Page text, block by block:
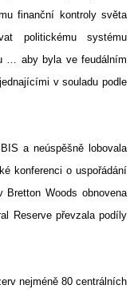
finanční kontroly světa
politickému systému
… aby byla ve feudálním
v souladu podle
a neúspěšně lobovala
konferenci o uspořádání
Woods obnovena
Reserve převzala podíly
nejméně 80 centrálních